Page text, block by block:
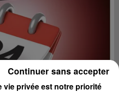
vie privée est notre priorité
Continuer sans accepter